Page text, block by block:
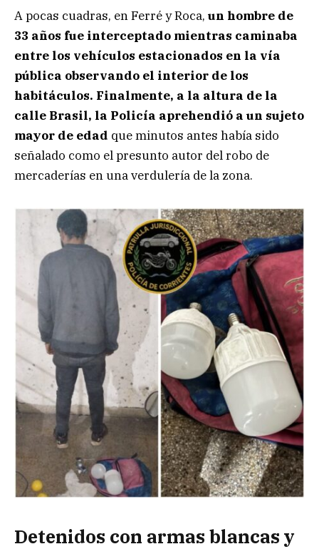
A pocas cuadras, en Ferré y Roca, un hombre de
33 años fue interceptado mientras caminaba
entre los vehículos estacionados en la vía
pública observando el interior de los
habitáculos. Finalmente, a la altura de la
calle Brasil, la Policía aprehendió a un sujeto
mayor de edad que minutos antes había sido
señalado como el presunto autor del robo de
mercaderías en una verdulería de la zona.
Detenidos con armas blancas y